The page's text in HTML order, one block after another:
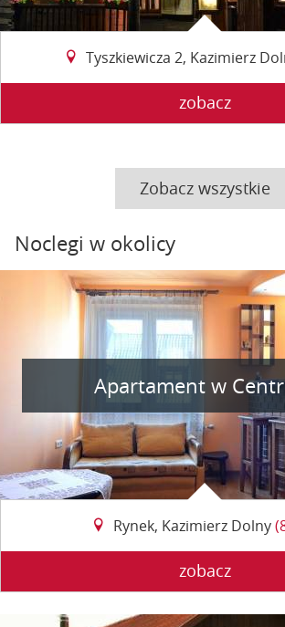
Tyszkiewicza 2, Kazimierz
zobacz
Zobacz wszystkie
Noclegi w okolicy
Apartament w
Rynek, Kazimierz Dolny
zobacz